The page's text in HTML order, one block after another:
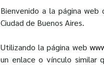
Bienvenido a la página
Ciudad de Buenos Aires.
Utilizando la página web
un enlace o vínculo similar